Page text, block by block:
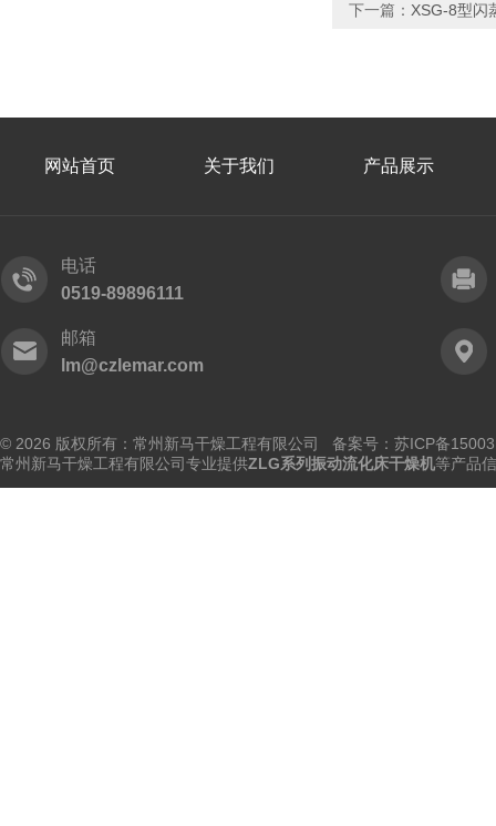
下一篇： XSG-8型闪
网站首页 关于我们 产品展示
电话
0519-89896111
邮箱
lm@czlemar.com
© 2026 版权所有：常州新马干燥工程有限公司 备案号： 苏ICP备
常州新马干燥工程有限公司专业提供ZLG系列振动流化床干燥机等产品